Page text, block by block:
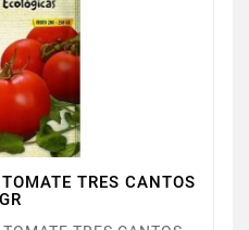
TRES CANTOS